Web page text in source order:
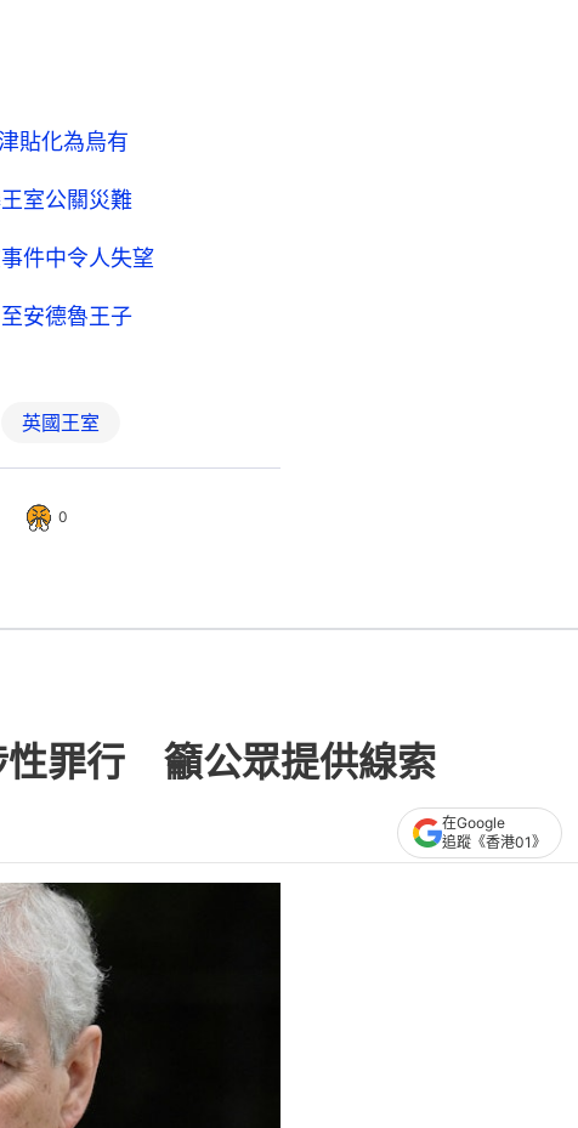
貼化為烏有
室公關災難
件中令人失望
安德魯王子
英國王室
0
性罪行 籲公眾提供線索
在Google
追蹤《香港01》